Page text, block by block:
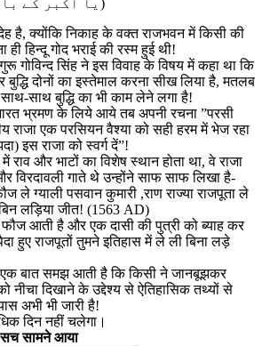
है, क्योंकि निकाह के वक्त राजभवन में किसी की
हिन्दू गोद भराई की रस्म हुई थी!
गोविन्द सिंह ने इस विवाह के विषय में कहा था कि
बुद्धि दोनों का इस्तेमाल करना सीख लिया है, मतलब
साथ बुद्धि का भी काम लेने लगा है!
भ्रमण के लिये आये तब अपनी रचना ”परसी
राजा एक परसियन वैश्या को सही हरम में भेज रहा
इस राजा को स्वर्ग दें”!
राव और भाटों का विशेष स्थान होता था, वे राजा
विरदावली गाते थे उन्होंने साफ साफ लिखा है-
ले ग्याली पसवान कुमारी ,राण राज्या राजपूता ले
लड़िया जीत! (1563 AD)
आती है और एक दासी की पुत्री को ब्याह कर
हुए राजपूतों तुमने इतिहास में ले ली बिना लड़े
बात समझ आती है कि किसी ने जानबूझकर
नीचा दिखाने के उद्देश्य से ऐतिहासिक तथ्यों से
अभी भी जारी है!
दिन नहीं चलेगा।
सच सामने आया